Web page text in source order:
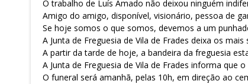
O trabalho de Luís Amado não deixou ninguém
Amigo do amigo, disponível, visionário, pessoa de
Se hoje somos o que somos, devemos a um
A Junta de Freguesia de Vila de Frades deixa os
A partir da tarde de hoje, a bandeira da freguesia
A Junta de Freguesia de Vila de Frades informa que
O funeral será amanhã, pelas 10h, em direção ao